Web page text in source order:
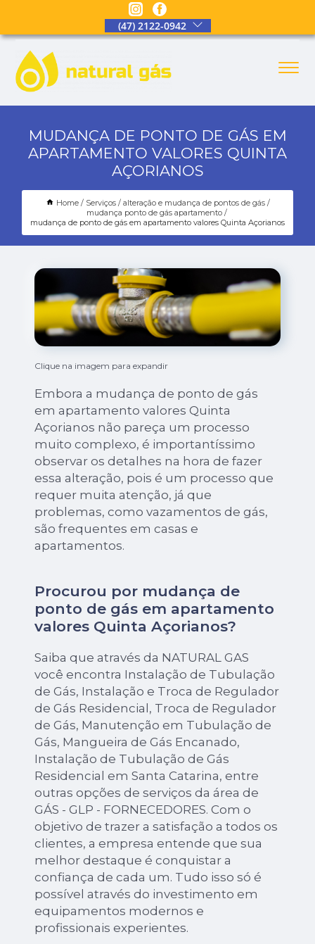
(47) 2122-0942
MUDANÇA DE PONTO DE GÁS EM
APARTAMENTO VALORES QUINTA
AÇORIANOS
Home Serviços
alteração e mudança de pontos de gás
mudança ponto de gás apartamento
mudança de ponto de gás em apartamento valores Quinta Açorianos
Clique na imagem para expandir
Embora a mudança de ponto de gás
em apartamento valores Quinta
Açorianos não pareça um processo
muito complexo, é importantíssimo
observar os detalhes na hora de fazer
essa alteração, pois é um processo que
requer muita atenção, já que
problemas, como vazamentos de gás,
são frequentes em casas e
apartamentos.
Procurou por mudança de
ponto de gás em apartamento
valores Quinta Açorianos?
Saiba que através da NATURAL GAS
você encontra Instalação de Tubulação
de Gás, Instalação e Troca de Regulador
de Gás Residencial, Troca de Regulador
de Gás, Manutenção em Tubulação de
Gás, Mangueira de Gás Encanado,
Instalação de Tubulação de Gás
Residencial em Santa Catarina, entre
outras opções de serviços da área de
GÁS - GLP - FORNECEDORES. Com o
objetivo de trazer a satisfação a todos os
clientes, a empresa entende que sua
melhor destaque é conquistar a
confiança de cada um. Tudo isso só é
possível através do investimento em
equipamentos modernos e
profissionais experientes.